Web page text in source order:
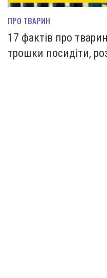
ПРО ТВАРИН
17 фактів про
трошки посидіти,